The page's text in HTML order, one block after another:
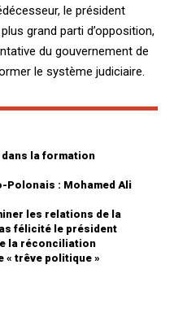
le président
grand parti d’opposition,
du gouvernement de
le système judiciaire.
la formation
Polonais : Mohamed Ali
les relations de la
félicité le président
la réconciliation
« trêve politique »